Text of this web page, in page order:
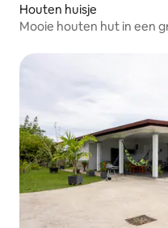
Houten huisje
Mooie houten hut in een